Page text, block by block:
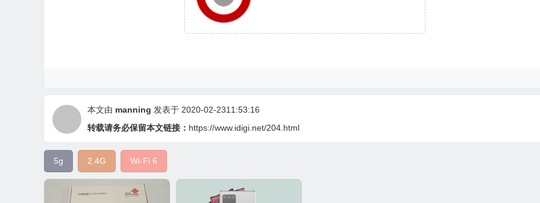
本文由 manning 发表于 2020-02-2311:53:16
转载请务必保留本文链接： https://www.idigi.net/204.html
5g 2.4G Wi-Fi 6